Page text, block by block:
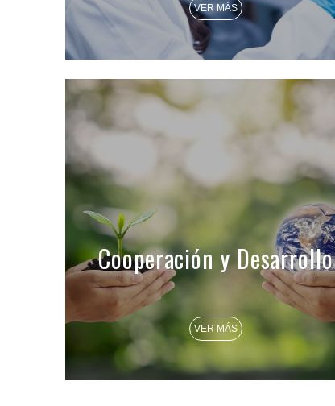
VER MÁS
Cooperación y Desarrollo
VER MÁS